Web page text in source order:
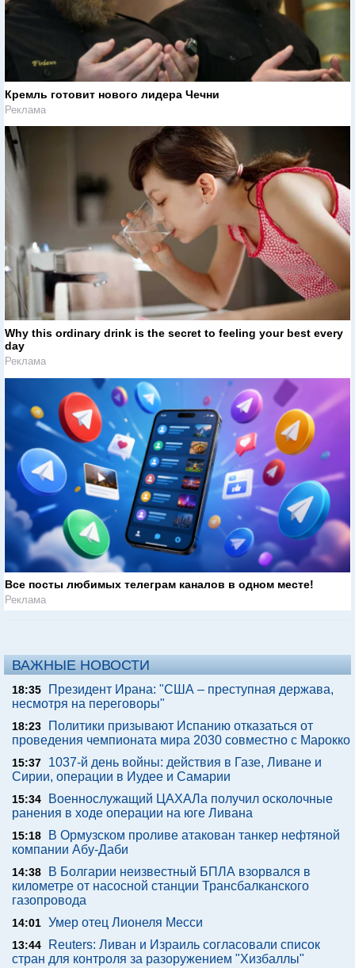
Кремль готовит нового лидера Чечни
Реклама
Why this ordinary drink is the secret to feeling your best every
day
Реклама
Все посты любимых телеграм каналов в одном месте!
Реклама
ВАЖНЫЕ НОВОСТИ
18:35
Президент Ирана: "США – преступная держава,
несмотря на переговоры"
18:23
Политики призывают Испанию отказаться от
проведения чемпионата мира 2030 совместно с Марокко
15:37
1037-й день войны: действия в Газе, Ливане и
Сирии, операции в Иудее и Самарии
15:34
Военнослужащий ЦАХАЛа получил осколочные
ранения в ходе операции на юге Ливана
15:18
В Ормузском проливе атакован танкер нефтяной
компании Абу-Даби
14:38
В Болгарии неизвестный БПЛА взорвался в
километре от насосной станции Трансбалканского
газопровода
14:01 Умер отец Лионеля Месси
13:44
Reuters: Ливан и Израиль согласовали список
стран для контроля за разоружением "Хизбаллы"